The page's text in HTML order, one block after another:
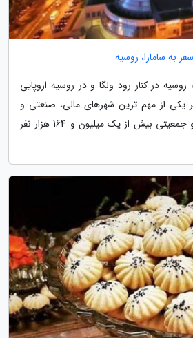
به سامارا، روسیه
در کنار رود ولگا و در روسیه اروپایی
یکی از مهم ترین شهرهای مالی، صنعتی و
فرهنگی در روسیه است و جمعیتی بیش از یک میلیون و 164 هزار نفر